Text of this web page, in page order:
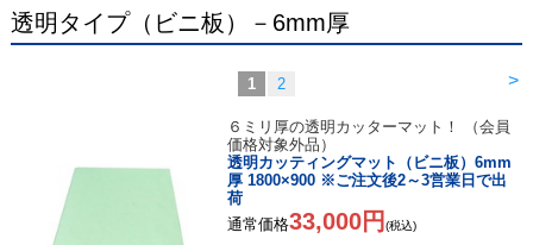
透明タイプ（ビニ板）－6mm厚
>
1 2
６ミリ厚の透明カッターマット！ （会員
価格対象外品）
透明カッティングマット（ビニ板）6mm
厚 1800×900 ※ご注文後2～3営業日で出
荷
通常価格33,000円 (税込)